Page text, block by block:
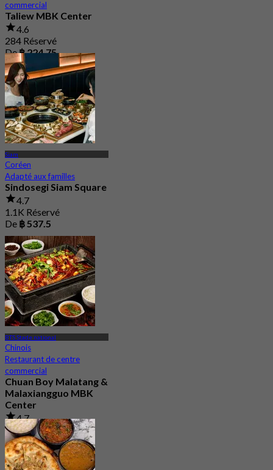
commercial
Taliew MBK Center
4.6
284 Réservé
De฿ 224.75
Siam
Coréen
Adapté aux familles
Sindosegi Siam Square
4.7
1.1K Réservé
De ฿ 537.5
BTS Stade national
Chinois
Restaurant de centre
commercial
Chuan Boy Malatang &
Malaxiangguo MBK
Center
4.7
15 Réservé
De฿ 299.5